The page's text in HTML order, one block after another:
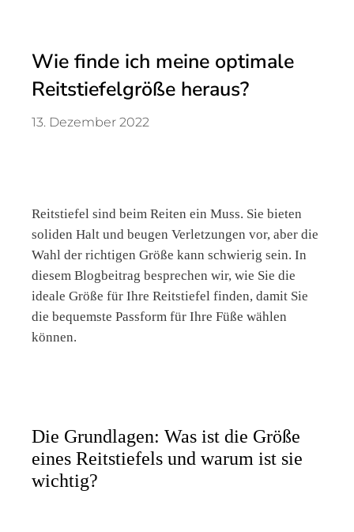
Wie finde ich meine optimale
Reitstiefelgröße heraus?
13. Dezember 2022
Reitstiefel sind beim Reiten ein Muss. Sie bieten
soliden Halt und beugen Verletzungen vor, aber die
Wahl der richtigen Größe kann schwierig sein. In
diesem Blogbeitrag besprechen wir, wie Sie die
ideale Größe für Ihre Reitstiefel finden, damit Sie
die bequemste Passform für Ihre Füße wählen
können.
Die Grundlagen: Was ist die Größe
eines Reitstiefels und warum ist sie
wichtig?